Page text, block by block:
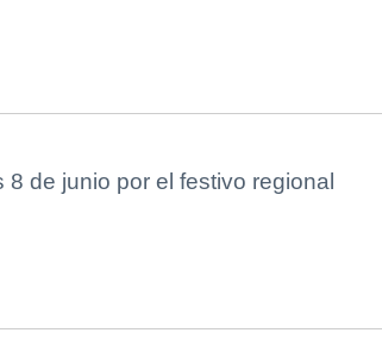
de junio por el festivo regional